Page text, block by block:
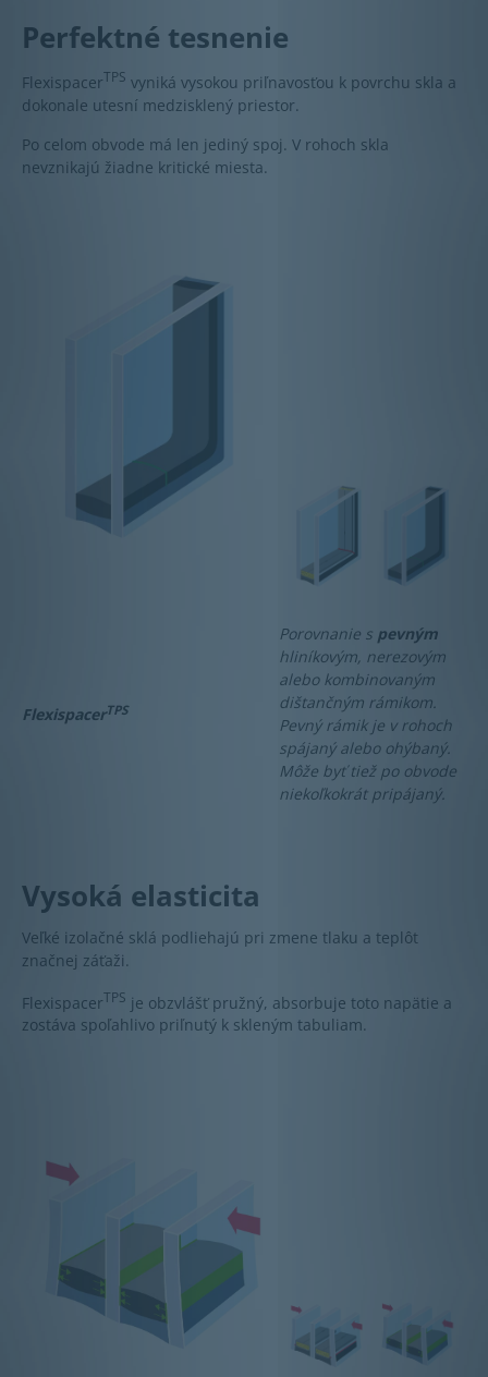
Perfektné tesnenie
FlexispacerTPS vyniká vysokou priľnavosťou k povrchu skla a
dokonale utesní medzisklený priestor.
Po celom obvode má len jediný spoj. V rohoch skla
nevznikajú žiadne kritické miesta.
FlexispacerTPS
Porovnanie s pevným
hliníkovým, nerezovým
alebo kombinovaným
dištančným rámikom.
Pevný rámik je v rohoch
spájaný alebo ohýbaný.
Môže byť tiež po obvode
niekoľkokrát pripájaný.
Vysoká elasticita
Veľké izolačné sklá podliehajú pri zmene tlaku a teplôt
značnej záťaži.
FlexispacerTPS je obzvlášť pružný, absorbuje toto napätie a
zostáva spoľahlivo priľnutý k skleným tabuliam.